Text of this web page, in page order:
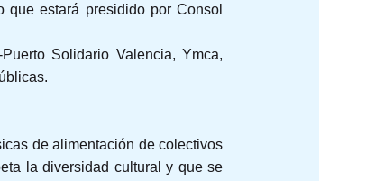
estará presidido por Consol
Solidario Valencia, Ymca,
de alimentación de colectivos
la diversidad cultural y que se